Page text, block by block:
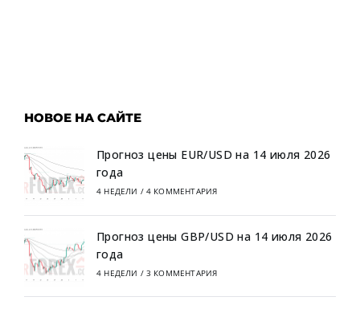
НОВОЕ НА САЙТЕ
Прогноз цены EUR/USD на 14 июля 2026
года
4 НЕДЕЛИ / 4 КОММЕНТАРИЯ
Прогноз цены GBP/USD на 14 июля 2026
года
4 НЕДЕЛИ / 3 КОММЕНТАРИЯ